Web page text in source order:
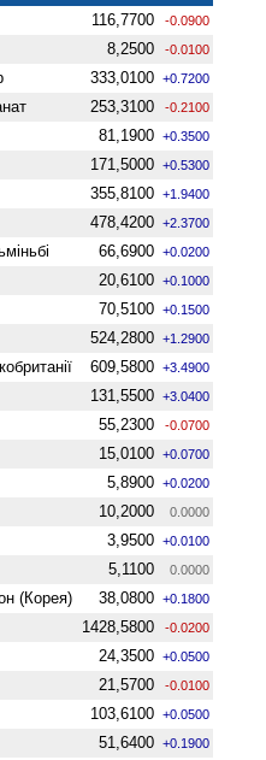
116,7700 -0.0900
8,2500 -0.0100
333,0100 +0.7200
253,3100 -0.2100
81,1900 +0.3500
171,5000 +0.5300
355,8100 +1.9400
478,4200 +2.3700
66,6900 +0.0200
20,6100 +0.1000
70,5100 +0.1500
524,2800 +1.2900
609,5800 +3.4900
131,5500 +3.0400
55,2300 -0.0700
15,0100 +0.0700
5,8900 +0.0200
10,2000 0.0000
3,9500 +0.0100
5,1100 0.0000
(Корея) 38,0800 +0.1800
1428,5800 -0.0200
24,3500 +0.0500
21,5700 -0.0100
103,6100 +0.0500
51,6400 +0.1900